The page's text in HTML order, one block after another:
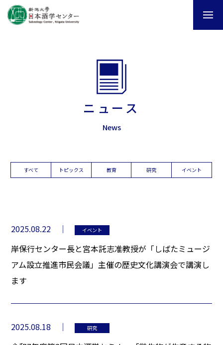
ニュース
News
すべて トピックス 教育 研究 イベント
2025.08.22 イベント
岸保行センター長と宮本託志准教授が「しばたミュージ
アム設立推進市民会議」主催の歴史文化講演会で講演し
ます
2025.08.18 研究